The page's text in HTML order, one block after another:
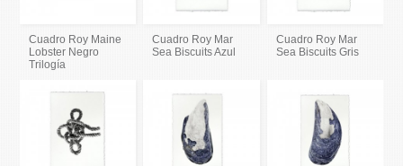
Cuadro Roy Maine
Lobster Negro
Trilogía
Cuadro Roy Mar
Sea Biscuits Azul
Cuadro Roy Mar
Sea Biscuits Gris